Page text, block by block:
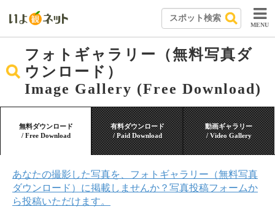
MENU
フォトギャラリー（無料写真ダ
ウンロード）
Image Gallery (Free Download)
無料ダウンロード
/ Free Download
有料ダウンロード
/ Paid Download
動画ギャラリー
/ Video Gallery
あなたの撮影した写真を、フォトギャラリー（無料写真
ダウンロード）に掲載しませんか？写真投稿フォームか
ら投稿いただけます。